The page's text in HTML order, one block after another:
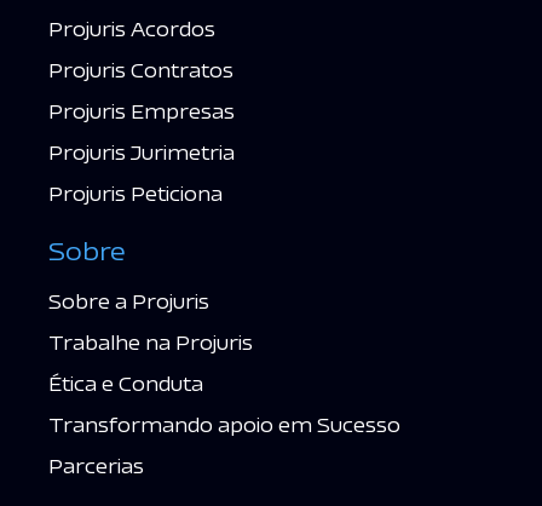
Projuris Acordos
Projuris Contratos
Projuris Empresas
Projuris Jurimetria
Projuris Peticiona
Sobre
Sobre a Projuris
Trabalhe na Projuris
Ética e Conduta
Transformando apoio em Sucesso
Parcerias